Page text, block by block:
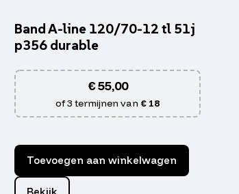
Band A-line 120/70-12 tl 51j
p356 durable
€55,00
of 3 termijnen van € 18
Toevoegen aan winkelwagen